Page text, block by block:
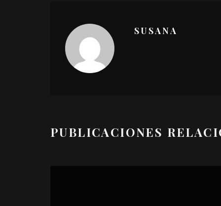
SUSANA
PUBLICACIONES